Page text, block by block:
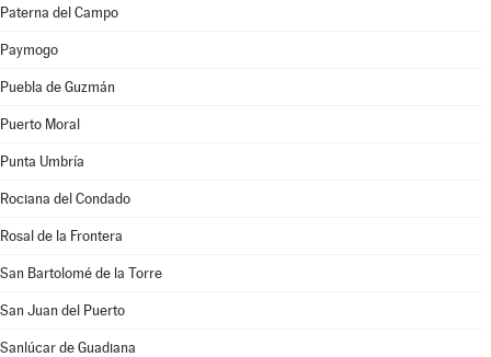
Paterna del Campo
Paymogo
Puebla de Guzmán
Puerto Moral
Punta Umbría
Rociana del Condado
Rosal de la Frontera
San Bartolomé de la Torre
San Juan del Puerto
Sanlúcar de Guadiana